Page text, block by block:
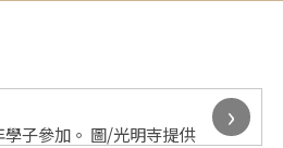
子參加。 圖/光明寺提供
›